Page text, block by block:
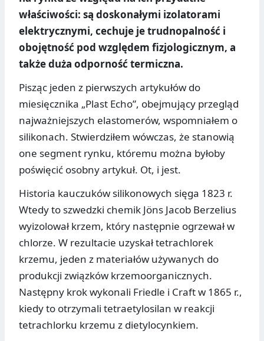
właściwości: są doskonałymi izolatorami
elektrycznymi, cechuje je trudnopalność i
obojętność pod względem fizjologicznym, a
także duża odporność termiczna.
Pisząc jeden z pierwszych artykułów do
miesięcznika „Plast Echo”, obejmujący przegląd
najważniejszych elastomerów, wspomniałem o
silikonach. Stwierdziłem wówczas, że stanowią
one segment rynku, któremu można byłoby
poświęcić osobny artykuł. Ot, i jest.
Historia kauczuków silikonowych sięga 1823 r.
Wtedy to szwedzki chemik Jöns Jacob Berzelius
wyizolował krzem, który następnie ogrzewał w
chlorze. W rezultacie uzyskał tetrachlorek
krzemu, jeden z materiałów używanych do
produkcji związków krzemoorganicznych.
Następny krok wykonali Friedle i Craft w 1865 r.,
kiedy to otrzymali tetraetylosilan w reakcji
tetrachlorku krzemu z dietylocynkiem.